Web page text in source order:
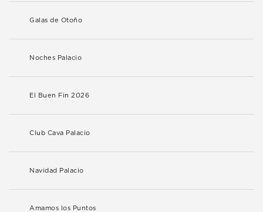
Galas de Otoño
Noches Palacio
El Buen Fin 2026
Club Cava Palacio
Navidad Palacio
Amamos los Puntos